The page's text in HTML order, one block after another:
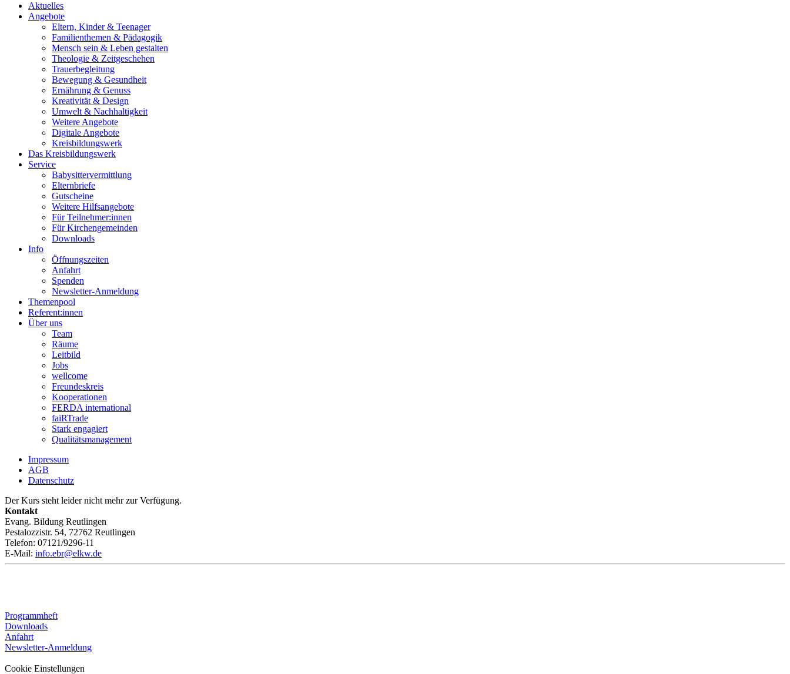
Aktuelles
Angebote
Eltern, Kinder & Teenager
Familienthemen & Pädagogik
Mensch sein & Leben gestalten
Theologie & Zeitgeschehen
Trauerbegleitung
Bewegung & Gesundheit
Ernährung & Genuss
Kreativität & Design
Umwelt & Nachhaltigkeit
Weitere Angebote
Digitale Angebote
Kreisbildungswerk
Das Kreisbildungswerk
Service
Babysittervermittlung
Elternbriefe
Gutscheine
Weitere Hilfsangebote
Für Teilnehmer:innen
Für Kirchengemeinden
Downloads
Info
Öffnungszeiten
Anfahrt
Spenden
Newsletter-Anmeldung
Themenpool
Referent:innen
Über uns
Team
Räume
Leitbild
Jobs
wellcome
Freundeskreis
Kooperationen
FERDA international
faiRTrade
Stark engagiert
Qualitätsmanagement
Impressum
AGB
Datenschutz
Der Kurs steht leider nicht mehr zur Verfügung.
Kontakt
Evang. Bildung Reutlingen
Pestalozzistr. 54, 72762 Reutlingen
Telefon: 07121/9296-11
E-Mail: info.ebr@elkw.de
Programmheft
Downloads
Anfahrt
Newsletter-Anmeldung
Cookie Einstellungen